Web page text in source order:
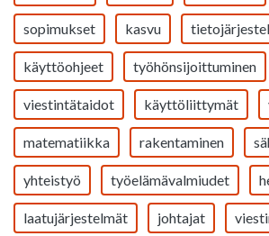
sopimukset kasvu
käyttöohjeet työhönsijoittuminen
viestintätaidot käyttöliittymät
matematiikka rakentaminen
yhteistyö työelämävalmiudet
laatujärjestelmät johtajat